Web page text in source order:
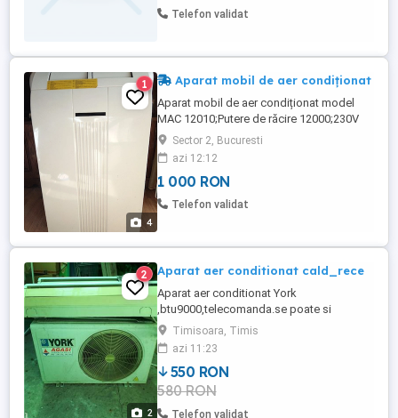
Telefon validat
4
1 Aparat mobil de aer condiționat
Aparat mobil de aer condiționat model
MAC 12010;Putere de răcire 12000;230V
50Hz;48 Kg; dimensiune 840 546 406
Sector 2, Bucuresti
azi 12:12
1 000 RON
Telefon validat
2
2 Aparat aer conditionat cald_rece
Aparat aer conditionat York
,btu9000,telecomanda.se poate si
pt.incalzire.
Timisoara, Timis
azi 11:23
550 RON
580 RON
Telefon validat